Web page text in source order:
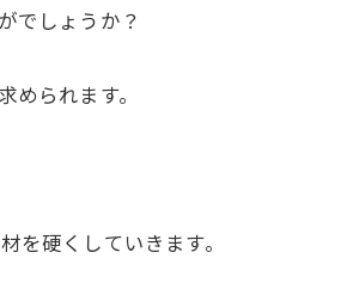
でしょうか？
られます。
硬くしていきます。